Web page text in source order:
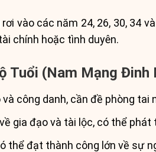
vào các năm 24, 26, 30, 34
chính hoặc tình duyên.
Tuổi (Nam Mạng Đinh
công danh, cần đề phòng tai
gia đạo và tài lộc, có thể phát
thể đạt thành công lớn về sự